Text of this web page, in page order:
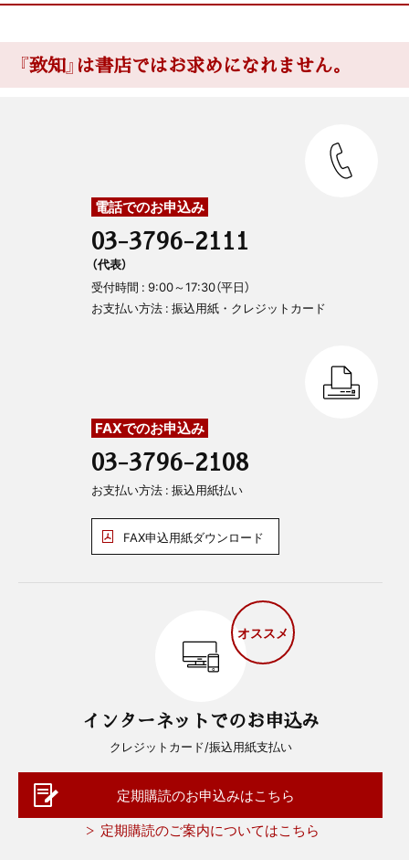
『致知』は書店ではお求めになれません。
電話でのお申込み
03-3796-2111
（代表）
受付時間 : 9:00～17:30（平日）
お支払い方法 : 振込用紙・クレジットカード
FAXでのお申込み
03-3796-2108
お支払い方法 : 振込用紙払い
FAX申込用紙ダウンロード
オススメ
インターネットでのお申込み
クレジットカード/振込用紙支払い
定期購読のお申込みはこちら
定期購読のご案内についてはこちら